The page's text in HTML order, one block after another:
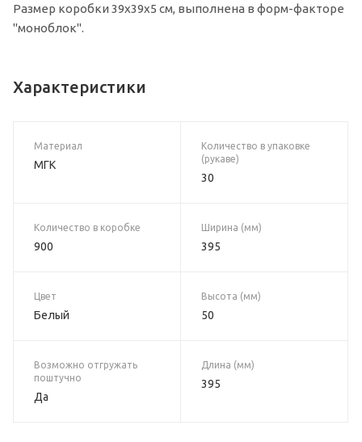
Размер коробки 39х39х5 см, выполнена в форм-факторе
"моноблок".
Характеристики
Материал
МГК
Количество в упаковке
(рукаве)
30
Количество в коробке
900
Ширина (мм)
395
Цвет
Белый
Высота (мм)
50
Возможно отгружать
поштучно
Да
Длина (мм)
395